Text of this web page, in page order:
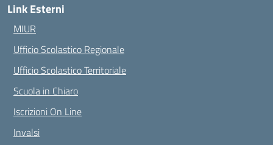
Link Esterni
MIUR
Ufficio Scolastico Regionale
Ufficio Scolastico Territoriale
Scuola in Chiaro
Iscrizioni On Line
Invalsi